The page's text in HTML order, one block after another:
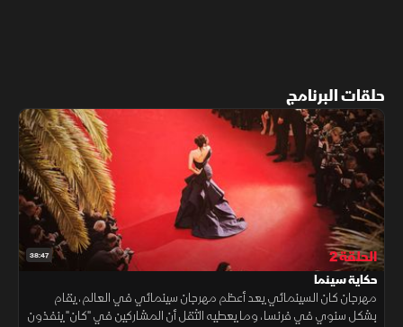
حلقات البرنامج
38:47 الحلقة 2
حكاية سينما
مهرجان كان السينمائي يعد أعظم مهرجان سينمائي في العالم، يقام
بشكل سنوي في فرنسا، وما يعطيه الثقل أن المشاركين في "كان" ينفذون